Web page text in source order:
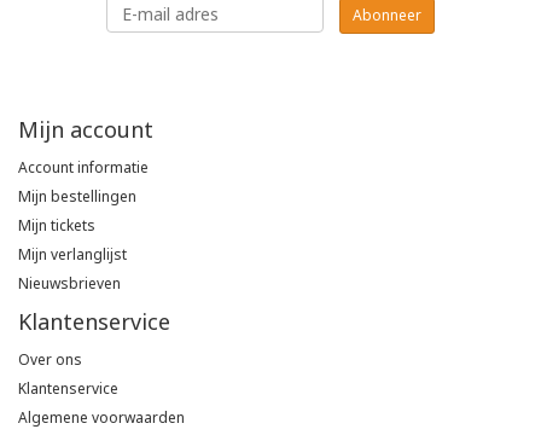
Abonneer
Mijn account
Account informatie
Mijn bestellingen
Mijn tickets
Mijn verlanglijst
Nieuwsbrieven
Klantenservice
Over ons
Klantenservice
Algemene voorwaarden